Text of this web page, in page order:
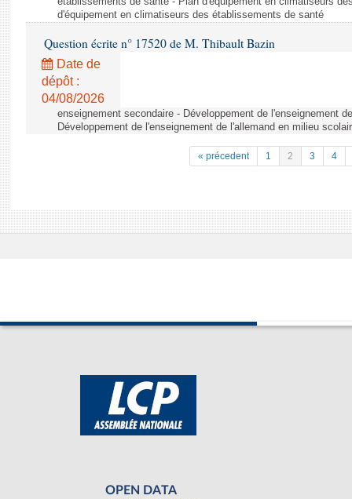
d'équipement en climatiseurs des établissements de santé
Question écrite n° 17520 de M. Thibault Bazin
Date de
dépôt :
04/08/2026
enseignement secondaire - Développement de l'enseignement
Développement de l'enseignement de l'allemand en milieu
« précedent 1 2 3 4
OPEN DATA